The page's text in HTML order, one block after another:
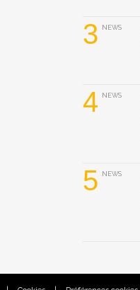
3 NEWS
4 NEWS
5 NEWS